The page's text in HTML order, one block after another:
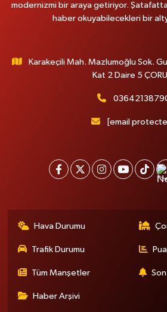
modernizmi bir araya getiriyor.
haber okuyabilecekleri bir
Karakeçili Mah. Mazlumoğlu Sok.
Kat 2 Daire 5
[email
Hava Durumu
Trafik Durumu
Tüm Manşetler
Haber Arşivi